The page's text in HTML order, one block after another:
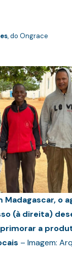
, do Ongrace
Madagascar, o
(à direita)
a
– Imagem: